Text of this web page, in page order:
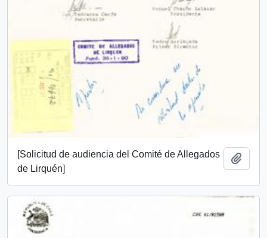
[Solicitud de audiencia del Comité de Allegados
de Lirquén]